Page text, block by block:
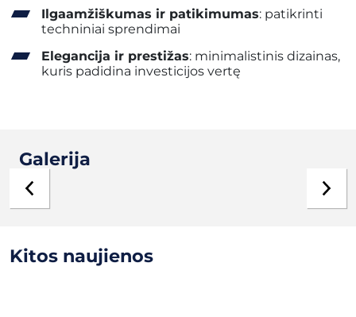
Ilgaamžiškumas ir patikimumas: patikrinti
techniniai sprendimai
Elegancija ir prestižas: minimalistinis dizainas,
kuris padidina investicijos vertę
Galerija
Kitos naujienos